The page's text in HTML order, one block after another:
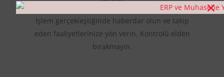
İşlem gerçekleştiğinde haberdar olun ve takip
eden faaliyetlerinize yön verin. Kontrolü elden
bırakmayın.